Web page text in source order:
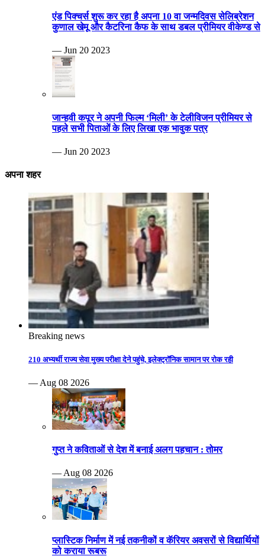
एंड पिक्चर्स शुरू कर रहा है अपना 10 वा जन्मदिवस सेलिब्रेशन
कुणाल खेमू और कैटरिना कैफ के साथ डबल प्रीमियर वीकेण्ड से
— Jun 20 2023
जान्हवी कपूर ने अपनी फिल्म ‘मिली’ के टेलीविजन प्रीमियर से
पहले सभी पिताओं के लिए लिखा एक भावुक पत्र
— Jun 20 2023
अपना शहर
Breaking news
210 अभ्यर्थी राज्य सेवा मुख्य परीक्षा देने पहुंचे, इलेक्ट्रॉनिक सामान पर रोक रही
— Aug 08 2026
गुप्त ने कविताओं से देश में बनाई अलग पहचान : तोमर
— Aug 08 2026
प्लास्टिक निर्माण में नई तकनीकों व कॅरियर अवसरों से विद्यार्थियों
को कराया रूबरू